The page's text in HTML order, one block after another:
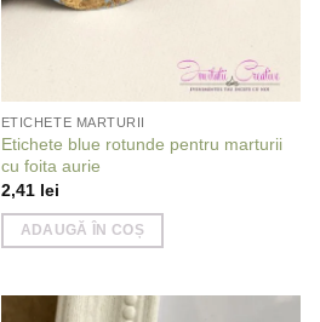
ETICHETE MARTURII
Etichete blue rotunde pentru marturii
cu foita aurie
2,41 lei
ADAUGĂ ÎN COȘ